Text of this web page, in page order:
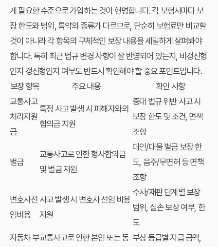
게 필요한 수준으로 가입하는 것이 현명합니다. 각 보험사마다 보
장 한도와 범위, 특약의 종류가 다르므로, 단순히 보험료만 비교할
것이 아니라 각 항목의 구체적인 보장 내용을 세밀하게 살펴봐야
합니다. 특히 최근 법규 변경 사항이 잘 반영되어 있는지, 비갱신형
인지 갱신형인지 여부도 반드시 확인해야 할 중요 포인트입니다.
보장 항목
주요 내용
확인 사항
교통사고
처리지원
금
특정 사고 발생 시 피해자와의
합의금 지원
중대 법규 위반 사고 시
보장 한도 및 조건, 면책
조항
벌금
교통사고로 인한 형사합의금
및 벌금 지원
대인/대물 벌금 보장 한
도, 음주/무면허 등 면책
조항
변호사선
임비용
사고 발생 시 변호사 선임 비용
지원
수사/재판 단계별 보장
범위, 실손 보상 여부, 한
도
자동차 부교통사고로 인한 본인 또는 동 부상 등급별 지급 금액,